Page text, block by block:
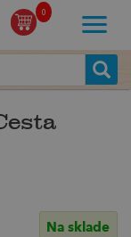
0
Na sklade